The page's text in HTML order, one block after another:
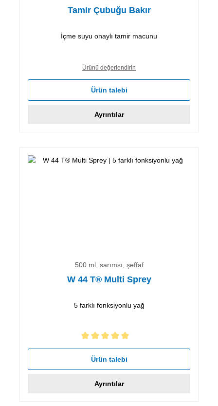
Tamir Çubuğu Bakır
İçme suyu onaylı tamir macunu
Ürünü değerlendirin
Ürün talebi
Ayrıntılar
500 ml, sarımsı, şeffaf
W 44 T® Multi Sprey
5 farklı fonksiyonlu yağ
5 yıldız üzerinden 5 ortalama puanı
Ürün talebi
Ayrıntılar